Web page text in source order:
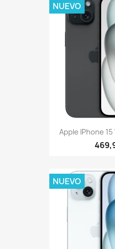
Apple IPhone 15
NUEVO
NUEVO